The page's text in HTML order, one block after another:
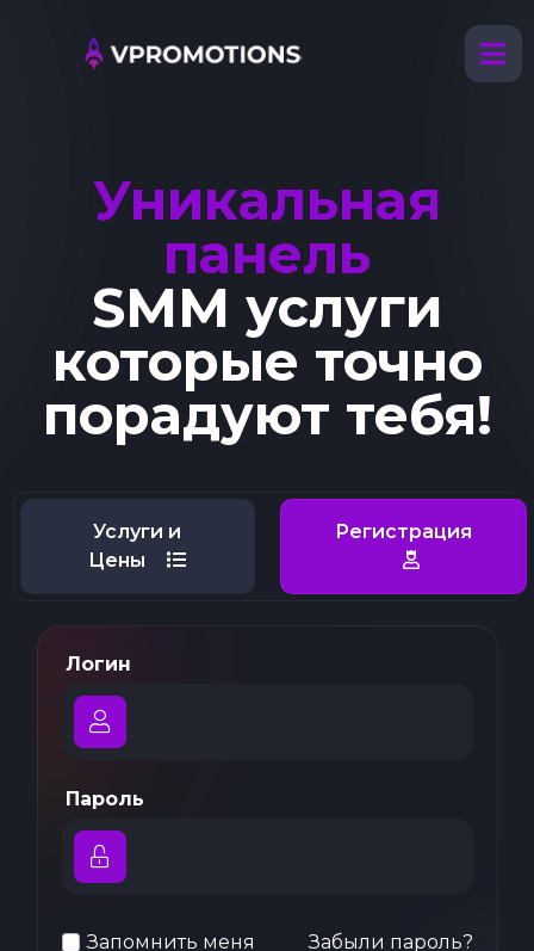
Уникальная
панель
SMM услуги
которые точно
порадуют тебя!
Услуги и
Цены
Регистрация
Логин
Пароль
Запомнить меня Забыли пароль?